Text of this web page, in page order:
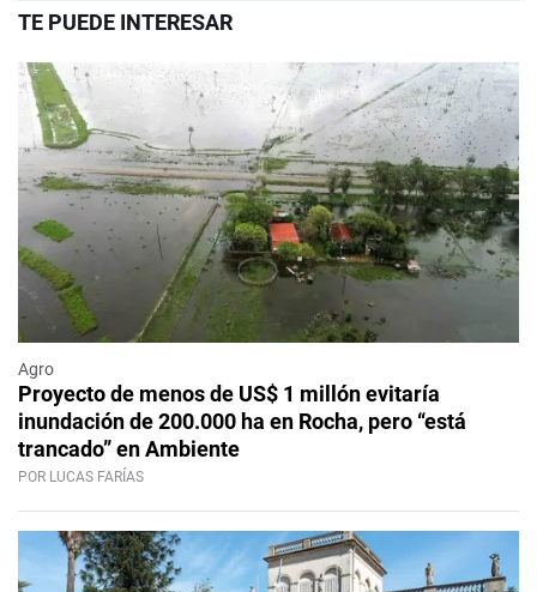
TE PUEDE INTERESAR
Agro
Proyecto de menos de US$ 1 millón evitaría
inundación de 200.000 ha en Rocha, pero “está
trancado” en Ambiente
POR LUCAS FARÍAS